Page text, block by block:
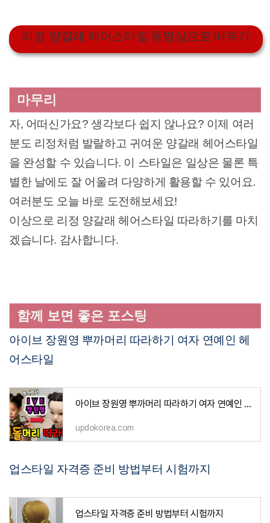
리정 양갈래 헤어스타일 동영상으로 배우기
마무리
자, 어떠신가요? 생각보다 쉽지 않나요? 이제 여러
분도 리정처럼 발랄하고 귀여운 양갈래 헤어스타일
을 완성할 수 있습니다. 이 스타일은 일상은 물론 특
별한 날에도 잘 어울려 다양하게 활용할 수 있어요.
여러분도 오늘 바로 도전해보세요!
이상으로 리정 양갈래 헤어스타일 따라하기를 마치
겠습니다. 감사합니다.
함께 보면 좋은 포스팅
아이브 장원영 뿌까머리 따라하기 여자 연예인 헤
어스타일
아이브 장원영 뿌까머리 따라하기 여자 연예인 헤어스타일
updokorea.com
업스타일 자격증 준비 방법부터 시험까지
업스타일 자격증 준비 방법부터 시험까지